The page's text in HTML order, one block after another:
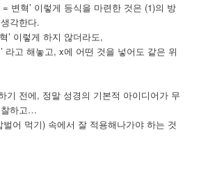
= 변혁’ 이렇게 등식을 마련한 것은 (1)의 방
각한다.
’ 이렇게 하지 않더라도,
라고 해놓고, x에 어떤 것을 넣어도 같은 위
기 전에, 정말 성경의 기본적 아이디어가 무
찰하고…
어 먹기) 속에서 잘 적용해나가야 하는 것